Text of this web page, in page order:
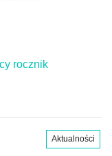
rocznik
Aktualności